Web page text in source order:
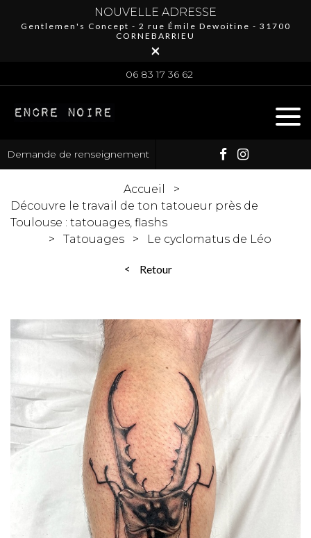
NOUVELLE ADRESSE
Gentlemen's Concept - 2 rue Émile Dewoitine - 31700
CORNEBARRIEU
×
06 83 17 36 62
Demande de renseignement
Accueil
Découvre le travail de ton tatoueur près de
Toulouse : tatouages, flashs
Tatouages
Le cyclomatus de Léo
Retour